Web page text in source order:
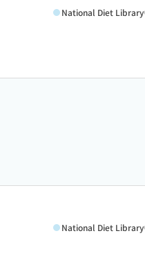
National Diet Library
National Diet Library